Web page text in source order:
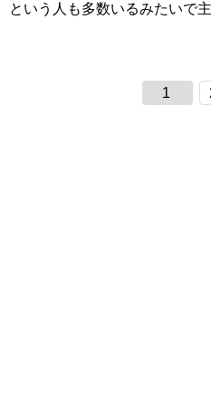
という人も多数いるみたいで
1